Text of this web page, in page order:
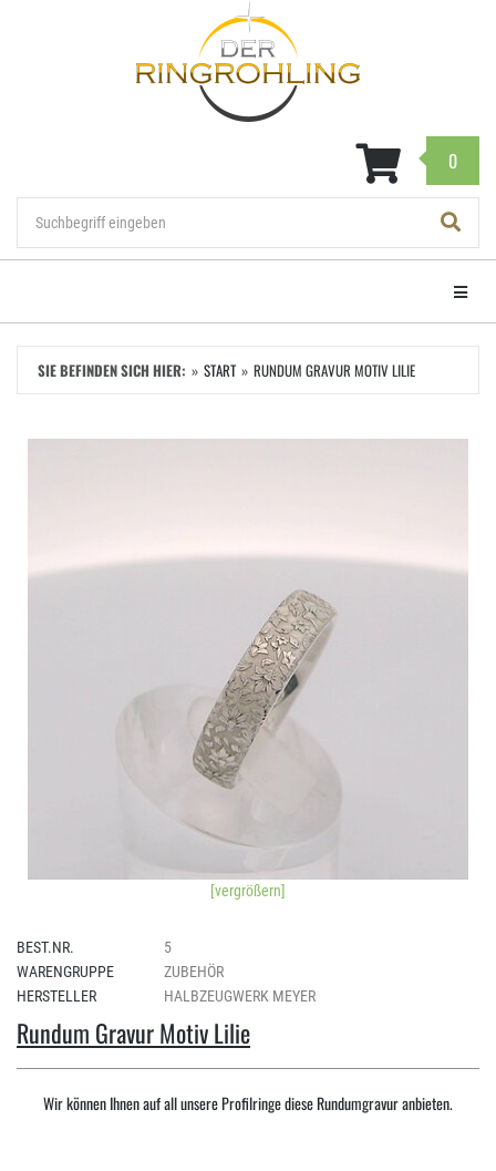
0
SIE BEFINDEN SICH HIER: START RUNDUM GRAVUR MOTIV LILIE
[vergrößern]
BEST.NR.
5
WARENGRUPPE
ZUBEHÖR
HERSTELLER
HALBZEUGWERK MEYER
Rundum Gravur Motiv Lilie
Wir können Ihnen auf all unsere Profilringe diese Rundumgravur anbieten.